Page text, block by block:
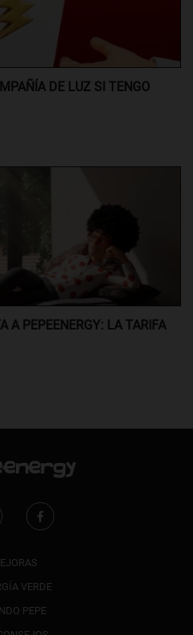
DE LUZ SI TENGO
A PEPEENERGY: LA TARIFA
VERDE
PEPE